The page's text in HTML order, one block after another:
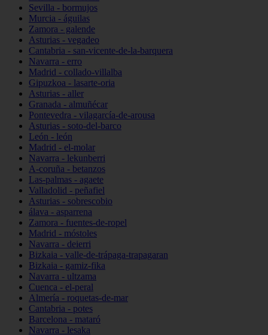
Sevilla - bormujos
Murcia - águilas
Zamora - galende
Asturias - vegadeo
Cantabria - san-vicente-de-la-barquera
Navarra - erro
Madrid - collado-villalba
Gipuzkoa - lasarte-oria
Asturias - aller
Granada - almuñécar
Pontevedra - vilagarcía-de-arousa
Asturias - soto-del-barco
León - león
Madrid - el-molar
Navarra - lekunberri
A-coruña - betanzos
Las-palmas - agaete
Valladolid - peñafiel
Asturias - sobrescobio
álava - asparrena
Zamora - fuentes-de-ropel
Madrid - móstoles
Navarra - deierri
Bizkaia - valle-de-trápaga-trapagaran
Bizkaia - gamiz-fika
Navarra - ultzama
Cuenca - el-peral
Almería - roquetas-de-mar
Cantabria - potes
Barcelona - mataró
Navarra - lesaka